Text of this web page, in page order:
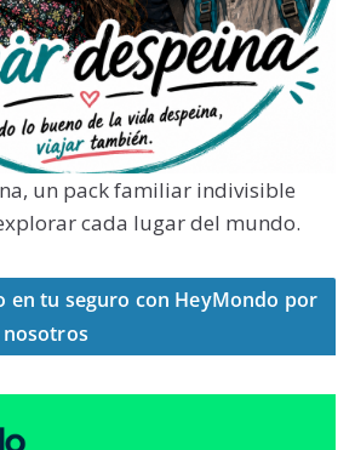
un pack familiar indivisible
cada lugar del mundo.
en tu seguro con HeyMondo por